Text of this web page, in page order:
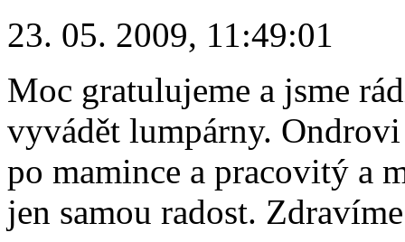
23. 05. 2009, 11:49:01
Moc gratulujeme a jsme
vyvádět lumpárny.
po mamince a pracovitý a
jen samou radost.